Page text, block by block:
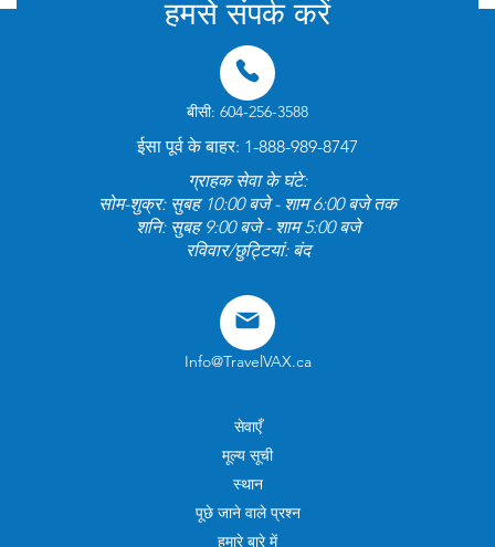
हमसे संपर्क करें
बीसी: 604-256-3588
ईसा पूर्व के बाहर: 1-888-989-8747
ग्राहक सेवा के घंटे:
सोम-शुक्र: सुबह 10:00 बजे - शाम 6:00 बजे तक
शनि: सुबह 9:00 बजे - शाम 5:00 बजे
रविवार/छुट्टियां: बंद
Info@TravelVAX.ca
सेवाएँ
मूल्य सूची
स्थान
पूछे जाने वाले प्रश्न
हमारे बारे में